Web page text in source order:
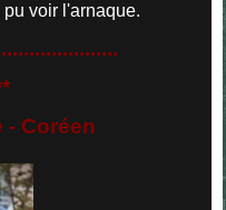
voir l'arnaque.
- Coréen